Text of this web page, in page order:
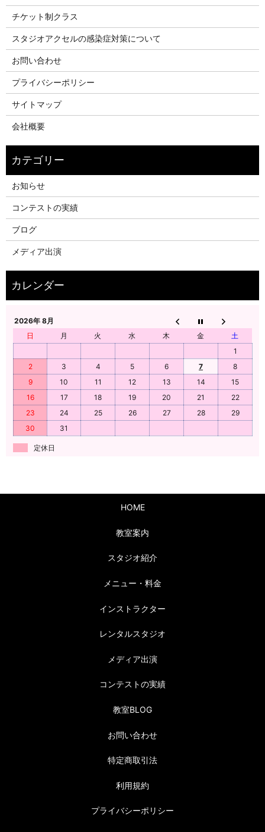
チケット制クラス
スタジオアクセルの感染症対策について
お問い合わせ
プライバシーポリシー
サイトマップ
会社概要
お知らせ
コンテストの実績
ブログ
メディア出演
2026年 8月
日
月 火 水 木 金
土
1
2
3 4 5 6 7
8
9
10 11 12 13 14
15
16
17 18 19 20 21
22
23
24 25 26 27 28
29
30
31
定休日
HOME
教室案内
スタジオ紹介
メニュー・料金
インストラクター
レンタルスタジオ
メディア出演
コンテストの実績
教室BLOG
お問い合わせ
特定商取引法
利用規約
プライバシーポリシー